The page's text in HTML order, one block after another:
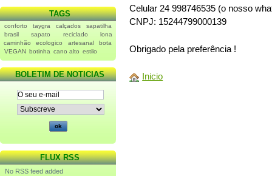
TAGS
conforto taygra calçados
sapatilha
brasil
sapato reciclado
lona
caminhão
ecologico artesanal
bota
VEGAN botinha cano alto estilo
BOLETIM DE NOTICIAS
FLUX RSS
No RSS feed added
Celular 24 998746535 (o nosso
CNPJ: 15244799000139
Obrigado pela preferência !
Inicio